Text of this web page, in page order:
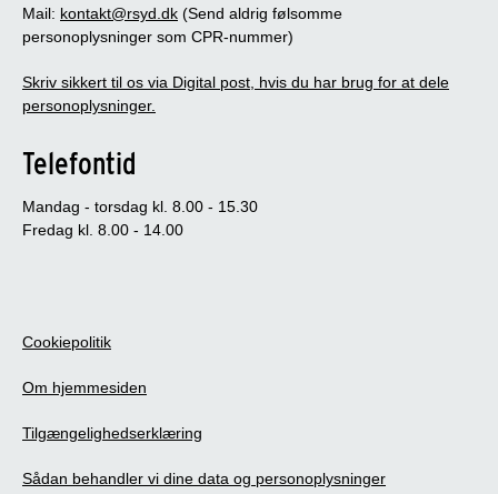
Mail: kontakt@rsyd.dk (Send aldrig følsomme
personoplysninger som CPR-nummer)
Skriv sikkert til os via Digital post, hvis du har brug for at dele
personoplysninger.
Telefontid
Mandag - torsdag kl. 8.00 - 15.30
Fredag kl. 8.00 - 14.00
Cookiepolitik
Om hjemmesiden
Tilgængelighedserklæring
Sådan behandler vi dine data og personoplysninger